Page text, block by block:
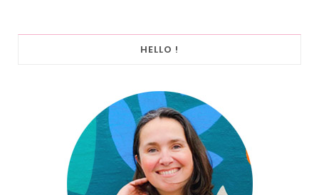
HELLO !